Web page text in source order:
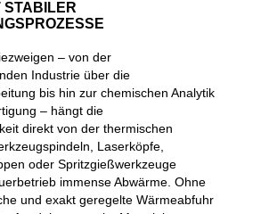
STABILER
– von der
Industrie über die
bis hin zur chemischen Analytik
– hängt die
direkt von der thermischen
Laserköpfe,
oder Spritzgießwerkzeuge
immense Abwärme. Ohne
und exakt geregelte Wärmeabfuhr